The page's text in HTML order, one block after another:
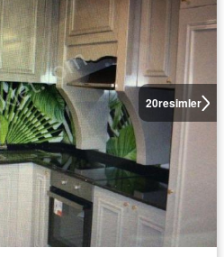
20resimler